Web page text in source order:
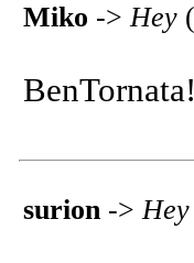
Miko ->Hey
surion ->Hey